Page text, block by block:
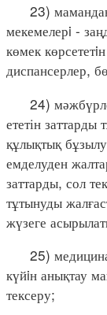
23)
мекемелерi -
көмек
диспансерлер,
24)
ететін
құлықтық
емделуден
заттарды, сол
тұтынуды
жүзеге
25)
күйiн анықтау
тексеру;